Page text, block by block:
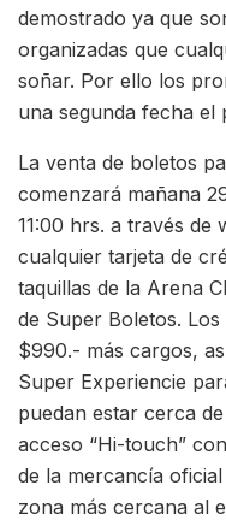
demostrado ya que
organizadas que
soñar. Por ello los
una segunda fecha el
La venta de boletos
comenzará mañana
11:00 hrs. a través de
cualquier tarjeta de
taquillas de la Arena
de Super Boletos.
$990.- más cargos,
Super Experiencie
puedan estar cerca
acceso “Hi-touch”
de la mercancía
zona más cercana al